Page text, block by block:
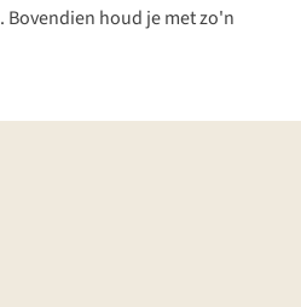
. Bovendien houd je met zo'n